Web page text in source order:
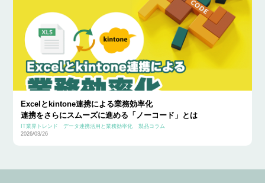
Excelとkintone連携による業務効率化
連携をさらにスムーズに進める「ノーコード」とは
IT業界トレンド データ連携活用と業務効率化
製品コラム
2026/03/26